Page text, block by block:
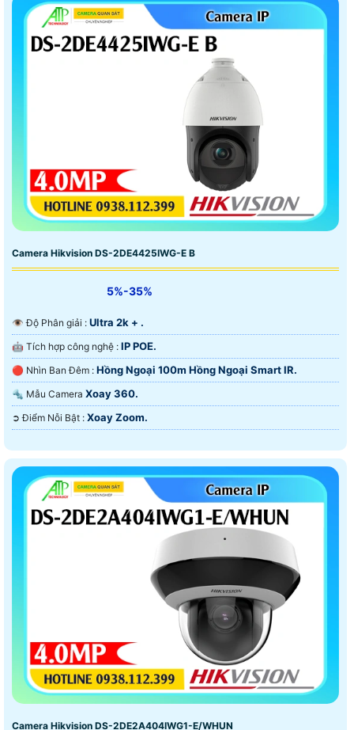
Camera Hikvision DS-2DE4425IWG-E B
5%-35%
👁 Độ Phân giải : Ultra 2k + .
🤖️ Tích hợp công nghệ : IP POE.
🔴 Nhìn Ban Đêm : Hồng Ngoại 100m Hồng Ngoại Smart IR.
🔩 Mẫu Camera Xoay 360.
️➲ Điểm Nỗi Bật : Xoay Zoom.
Camera Hikvision DS-2DE2A404IWG1-E/WHUN